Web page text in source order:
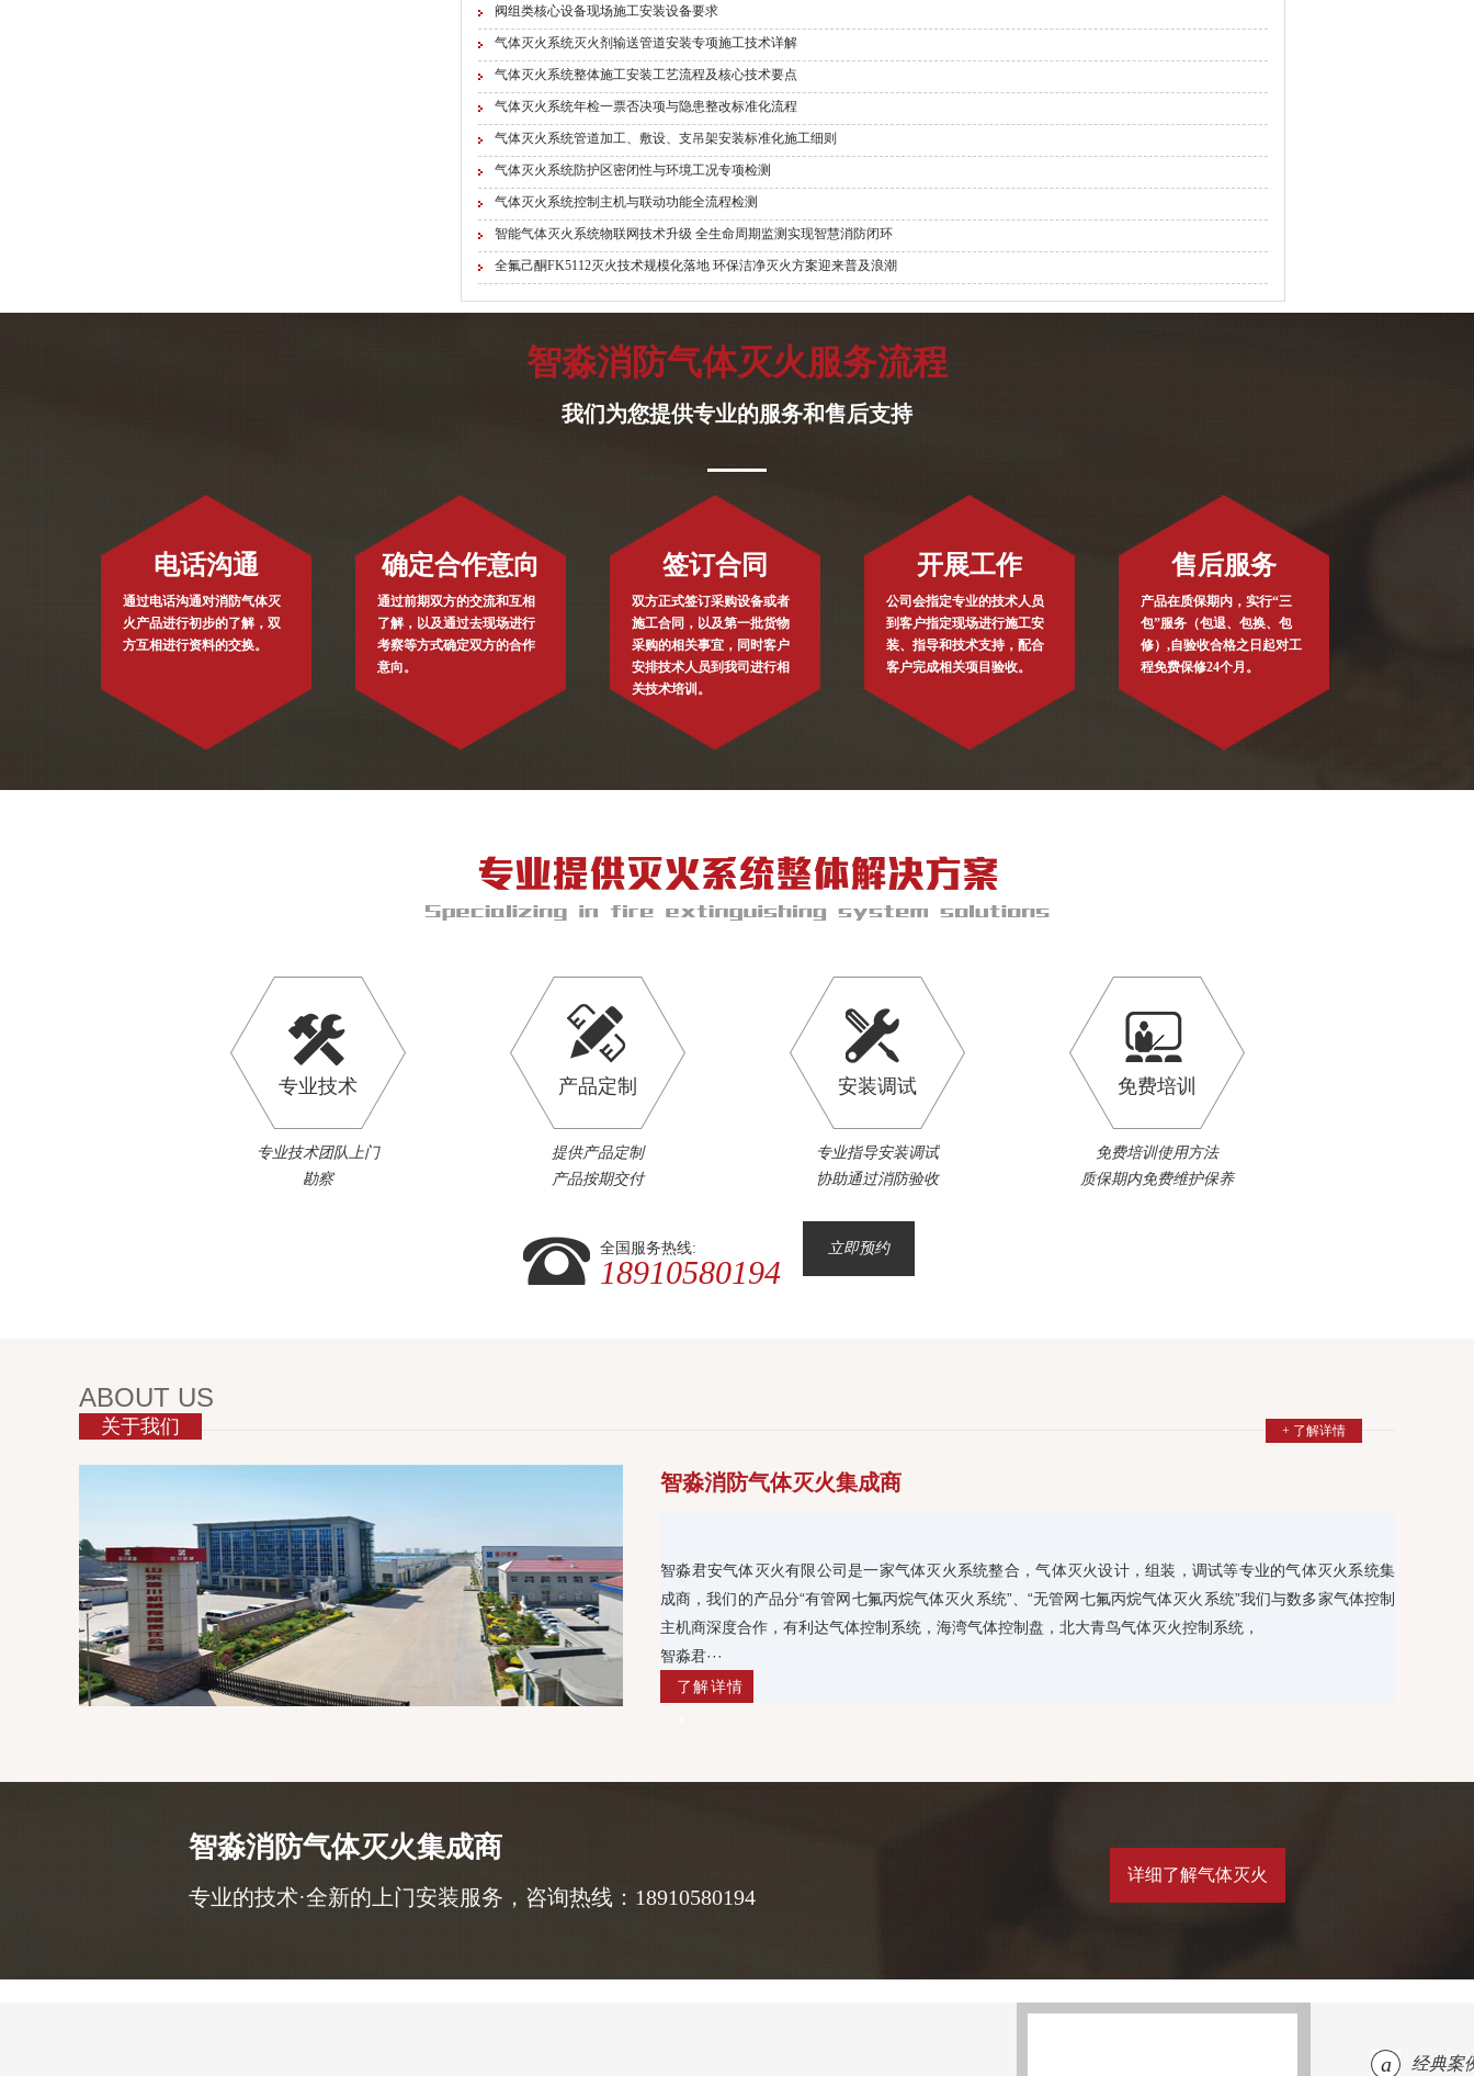
阀组类核心设备现场施工安装设备要求
气体灭火系统灭火剂输送管道安装专项施工技术详解
气体灭火系统整体施工安装工艺流程及核心技术要点
气体灭火系统年检一票否决项与隐患整改标准化流程
气体灭火系统管道加工、敷设、支吊架安装标准化施工细则
气体灭火系统防护区密闭性与环境工况专项检测
气体灭火系统控制主机与联动功能全流程检测
智能气体灭火系统物联网技术升级 全生命周期监测实现智慧消防闭环
全氟己酮FK5112灭火技术规模化落地 环保洁净灭火方案迎来普及浪潮
智淼消防气体灭火服务流程
我们为您提供专业的服务和售后支持
电话沟通
通过电话沟通对消防气体灭
火产品进行初步的了解，双
方互相进行资料的交换。
确定合作意向
通过前期双方的交流和互相
了解，以及通过去现场进行
考察等方式确定双方的合作
意向。
签订合同
双方正式签订采购设备或者
施工合同，以及第一批货物
采购的相关事宜，同时客户
安排技术人员到我司进行相
关技术培训。
开展工作
公司会指定专业的技术人员
到客户指定现场进行施工安
装、指导和技术支持，配合
客户完成相关项目验收。
售后服务
产品在质保期内，实行“三
包”服务（包退、包换、包
修）,自验收合格之日起对工
程免费保修24个月。
专业技术
专业技术团队上门
勘察
产品定制
提供产品定制
产品按期交付
安装调试
专业指导安装调试
协助通过消防验收
免费培训
免费培训使用方法
质保期内免费维护保养
全国服务热线:
18910580194
立即预约
+ 了解详情
ABOUT US
关于我们
智淼消防气体灭火集成商
智淼君安气体灭火有限公司是一家气体灭火系统整合，气体灭火设计，组装，调试等专业的气体灭火系统集
成商，我们的产品分“有管网七氟丙烷气体灭火系统”、“无管网七氟丙烷气体灭火系统”我们与数多家气体控制
主机商深度合作，有利达气体控制系统，海湾气体控制盘，北大青鸟气体灭火控制系统，
智淼君···
了解详情
智淼消防气体灭火集成商
专业的技术·全新的上门安装服务，咨询热线：18910580194
详细了解气体灭火
a 经典案